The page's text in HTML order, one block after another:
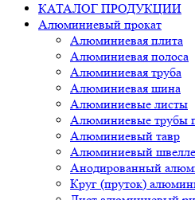
КАТАЛОГ ПРОДУКЦИИ
Алюминиевый прокат
Алюминиевая плита
Алюминиевая полоса
Алюминиевая труба
Алюминиевая шина
Алюминиевые листы
Алюминиевые трубы
Алюминиевый тавр
Алюминиевый
Анодированный
Круг (пруток)